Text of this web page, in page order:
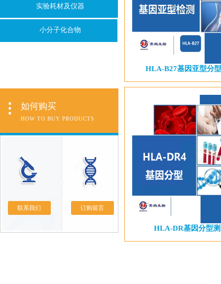
HLA-B27基因亚型分
HLA-DR基因分型
实验耗材及仪器
小分子化合物
如何购买
HOW TO BUY PRODUCTS
订购留言
联系我们